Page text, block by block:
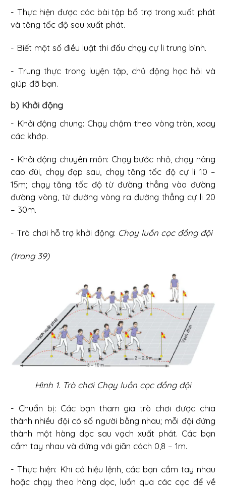
- Thực hiện được các bài tập bổ trợ trong xuất phát
và tăng tốc độ sau xuất phát.
- Biết một số điều luật thi đấu chạy cự li trung bình.
- Trung thực trong luyện tập, chủ động học hỏi và
giúp đỡ bạn.
b) Khởi động
- Khởi động chung: Chạy chậm theo vòng tròn, xoay
các khớp.
- Khởi động chuyên môn: Chạy bước nhỏ, chạy nâng
cao đùi, chạy đạp sau, chạy tăng tốc độ cự li 10 –
15m; chạy tăng tốc độ từ đường thẳng vào đường
đường vòng, từ đường vòng ra đường thẳng cự li 20
– 30m.
- Trò chơi hỗ trợ khởi động: Chạy luồn cọc đồng đội
(trang 39)
Hình 1. Trò chơi Chạy luồn cọc đồng đội
- Chuẩn bị: Các bạn tham gia trò chơi được chia
thành nhiều đội có số người bằng nhau; mỗi đội đứng
thành một hàng dọc sau vạch xuất phát. Các bạn
cầm tay nhau và đứng với giãn cách 0,8 – 1m.
- Thực hiện: Khi có hiệu lệnh, các bạn cầm tay nhau
hoặc chạy theo hàng dọc, luồn qua các cọc để về